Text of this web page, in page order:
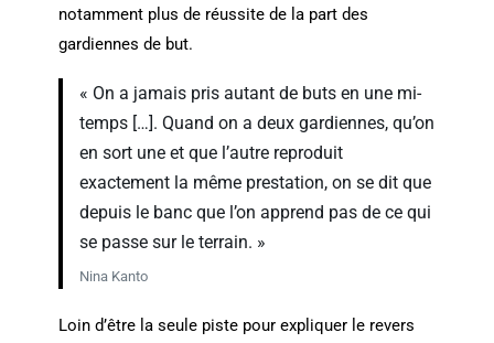
notamment plus de réussite de la part des
gardiennes de but.
« On a jamais pris autant de buts en une mi-
temps […]. Quand on a deux gardiennes, qu’on
en sort une et que l’autre reproduit
exactement la même prestation, on se dit que
depuis le banc que l’on apprend pas de ce qui
se passe sur le terrain. »
Nina Kanto
Loin d’être la seule piste pour expliquer le revers